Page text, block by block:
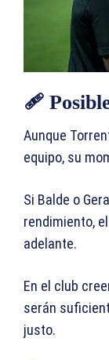
🩹
Aunque
equipo, su
Si Balde o
rendimiento,
adelante.
En el club
serán
justo.